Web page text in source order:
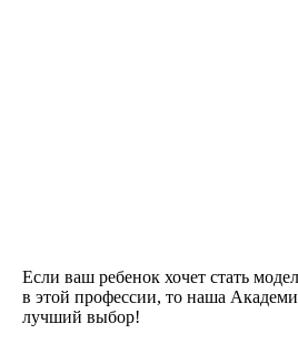
Если ваш ребенок хочет стать
в этой профессии, то наша
лучший выбор!